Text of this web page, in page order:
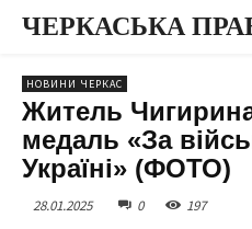
ЧЕРКАСЬКА
НОВИНИ ЧЕРКАС
Житель
медаль «За
Україні» (ФОТО)
28.01.2025 0 197